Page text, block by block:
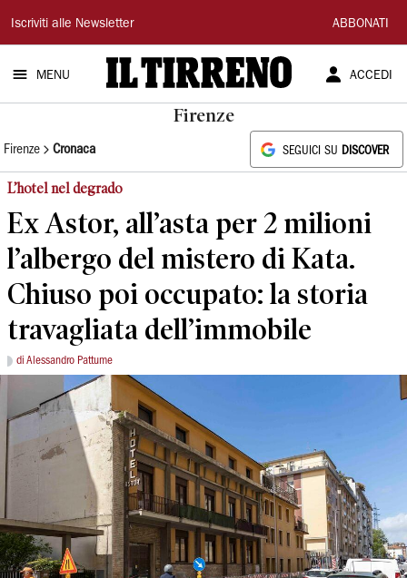
Il
Tirreno
Iscriviti alle Newsletter ABBONATI
MENU ACCEDI
Firenze
Firenze Cronaca SEGUICI SU DISCOVER
L’hotel nel degrado
Ex Astor, all’asta per 2 milioni
l’albergo del mistero di Kata.
Chiuso poi occupato: la storia
travagliata dell’immobile
di Alessandro Pattume